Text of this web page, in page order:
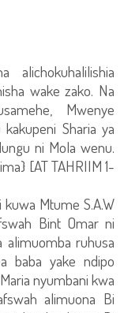
alichokuhalilishia
wake zako. Na
Mwenye
Sharia ya
ni Mola wenu.
[AT TAHRIIM 1-
Mtume S.A.W
Bint Omar ni
ruhusa
baba yake ndipo
nyumbani kwa
alimuona Bi